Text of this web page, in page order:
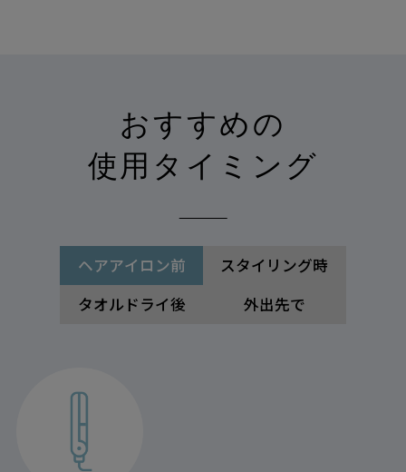
おすすめの
使用タイミング
ヘアアイロン前
スタイリング時
タオルドライ後
外出先で